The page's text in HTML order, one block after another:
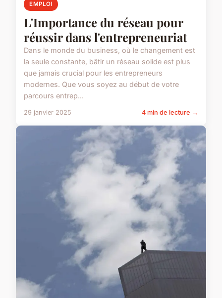
EMPLOI
L'Importance du réseau pour
réussir dans l'entrepreneuriat
Dans le monde du business, où le changement est
la seule constante, bâtir un réseau solide est plus
que jamais crucial pour les entrepreneurs
modernes. Que vous soyez au début de votre
parcours entrep...
29 janvier 2025 4 min de lecture →